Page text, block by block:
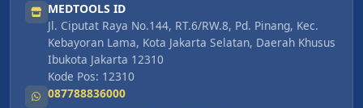
MEDTOOLS ID
Jl. Ciputat Raya No.144, RT.6/RW.8, Pd. Pinang, Kec.
Kebayoran Lama, Kota Jakarta Selatan, Daerah Khusus
Ibukota Jakarta 12310
Kode Pos: 12310
087788836000